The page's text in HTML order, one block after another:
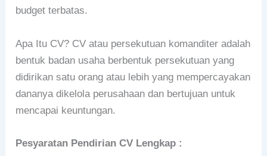
budget terbatas.
Apa Itu CV? CV atau persekutuan komanditer adalah
bentuk badan usaha berbentuk persekutuan yang
didirikan satu orang atau lebih yang mempercayakan
dananya dikelola perusahaan dan bertujuan untuk
mencapai keuntungan.
Pesyaratan Pendirian CV Lengkap :